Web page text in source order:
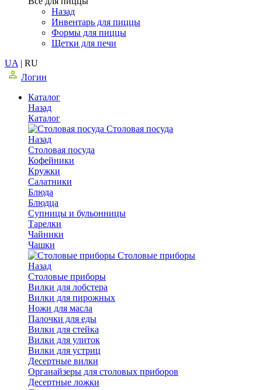
Назад
Инвентарь для пиццы
Формы для пиццы
Щетки для печи
UA | RU
Логин
Каталог
Назад
Каталог
Столовая посуда
Назад
Столовая посуда
Кофейники
Кружки
Салатники
Блюда
Блюдца
Супницы и бульонницы
Тарелки
Чайники
Чашки
Cтоловые приборы
Назад
Cтоловые приборы
Вилки для лобстера
Вилки для пирожных
Ножи для масла
Палочки для еды
Вилки для стейка
Вилки для улиток
Вилки для устриц
Десертные вилки
Органайзеры для столовых приборов
Десертные ложки